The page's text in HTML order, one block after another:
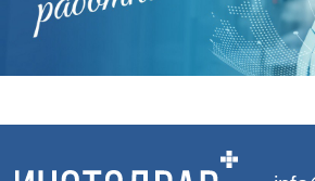
2026
обл., г. Томск, ул. Московский тракт, д. 23